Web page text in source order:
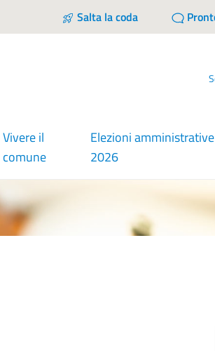
Salta la coda
Vivere il
comune
Elezioni amministrative
2026